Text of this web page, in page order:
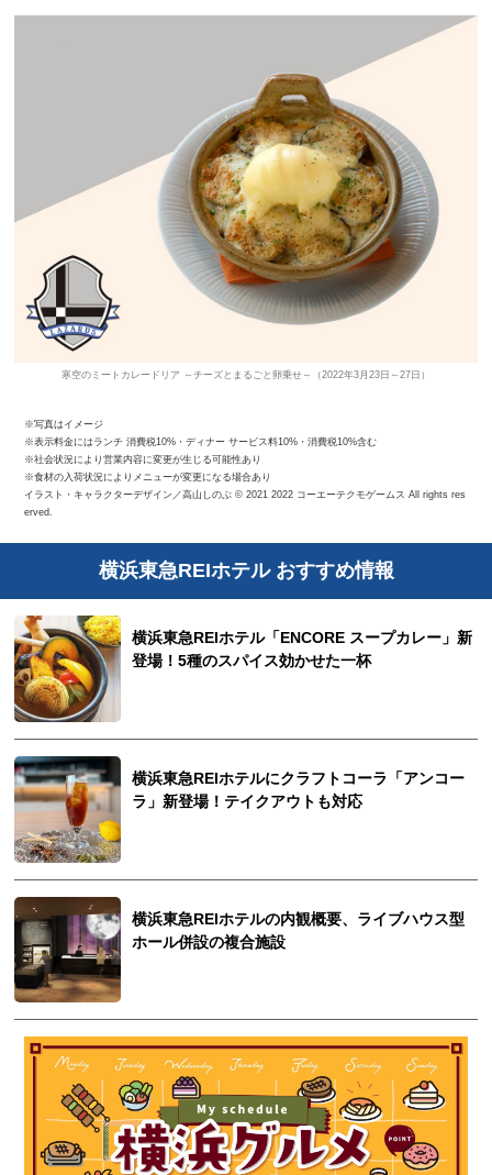
寒空のミートカレードリア ～チーズとまるごと卵乗せ～（2022年3月23日～27日）
※写真はイメージ
※表示料金にはランチ 消費税10%・ディナー サービス料10%・消費税10%含む
※社会状況により営業内容に変更が生じる可能性あり
※食材の入荷状況によりメニューが変更になる場合あり
イラスト・キャラクターデザイン／高山しのぶ © 2021 2022 コーエーテクモゲームス All rights res
erved.
横浜東急REIホテル おすすめ情報
横浜東急REIホテル「ENCORE スープカレー」新
登場！5種のスパイス効かせた一杯
横浜東急REIホテルにクラフトコーラ「アンコー
ラ」新登場！テイクアウトも対応
横浜東急REIホテルの内観概要、ライブハウス型
ホール併設の複合施設